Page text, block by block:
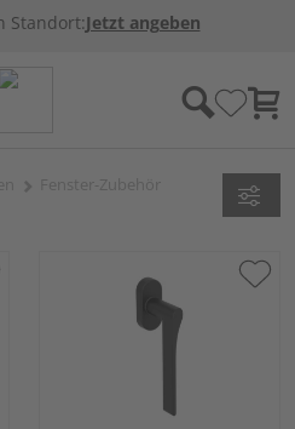
Standort:Jetzt angeben